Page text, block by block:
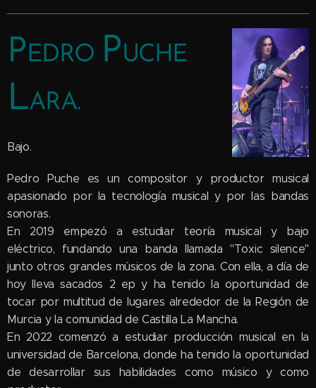
PEDRO PUCHE
LARA.
Bajo.
Pedro Puche es un compositor y productor musical
apasionado por la tecnología musical y por las bandas
sonoras.
En 2019 empezó a estudiar teoría musical y bajo
eléctrico, fundando una banda llamada "Toxic silence"
junto otros grandes músicos de la zona. Con ella, a día de
hoy lleva sacados 2 ep y ha tenido la oportunidad de
tocar por multitud de lugares alrededor de la Región de
Murcia y la comunidad de Castilla La Mancha.
En 2022 comenzó a estudiar producción musical en la
universidad de Barcelona, donde ha tenido la oportunidad
de desarrollar sus habilidades como músico y como